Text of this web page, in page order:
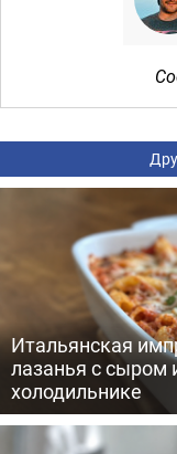
Итальянская
лазанья с сыром
холодильнике